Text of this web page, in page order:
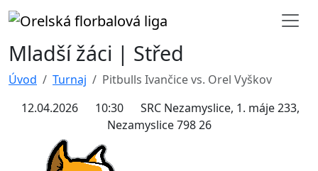
Mladší žáci | Střed
Úvod Turnaj
Pitbulls Ivančice vs. Orel Vyškov
12.04.2026
10:30
SRC Nezamyslice, 1. máje 233,
Nezamyslice 798 26